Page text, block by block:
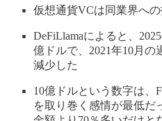
仮想通貨VCは同業界へ
DeFiLlamaによると、
億ドルで、2021年10月の
減少した
10億ドルという数字は、
を取り巻く感情が最低だ